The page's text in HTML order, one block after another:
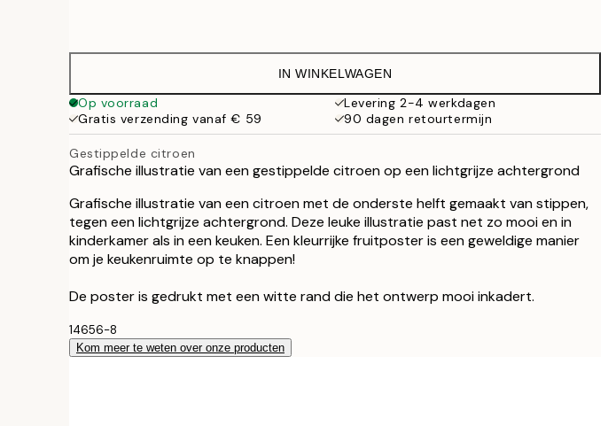
IN WINKELWAGEN
Op voorraad
Levering 2-4 werkdagen
Gratis verzending vanaf € 59
90 dagen retourtermijn
Gestippelde citroen
Grafische illustratie van een gestippelde citroen op een lichtgrijze achtergrond
Grafische illustratie van een citroen met de onderste helft gemaakt van stippen,
tegen een lichtgrijze achtergrond. Deze leuke illustratie past net zo mooi en in
kinderkamer als in een keuken. Een kleurrijke fruitposter is een geweldige manier
om je keukenruimte op te knappen!
De poster is gedrukt met een witte rand die het ontwerp mooi inkadert.
14656-8
Kom meer te weten over onze producten